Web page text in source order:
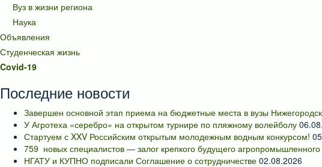
Вуз в жизни региона
Наука
Объявления
Студенческая жизнь
Covid-19
Последние новости
Завершен основной этап приема на бюджетные места в вузы
У Агротеха «серебро» на открытом турнире по пляжному волейболу
Стартуем с XXV Российским открытым молодежным водным конкурсом!
759 новых специалистов — залог крепкого будущего агропромышленного
НГАТУ и КУПНО подписали Соглашение о сотрудничестве 02.08.2026